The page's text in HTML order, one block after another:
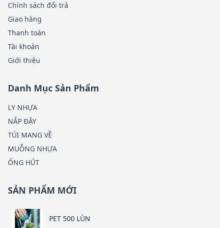
Chính sách đổi trả
Giao hàng
Thanh toán
Tài khoản
Giới thiệu
Danh Mục Sản Phẩm
LY NHỰA
NẮP ĐẬY
TÚI MANG VỀ
MUỖNG NHỰA
ỐNG HÚT
SẢN PHẨM MỚI
PET 500 LÙN